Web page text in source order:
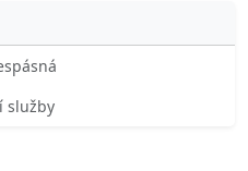
služby